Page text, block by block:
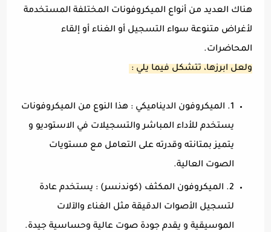
هناك العديد من أنواع الميكروفونات المختلفة المستخدمة
لأغراض متنوعة سواء التسجيل أو الغناء أو إلقاء
المحاضرات.
ولعل ابرزها، تتشكل فيما يلي :
1. الميكروفون الديناميكي : هذا النوع من الميكروفونات
يستخدم للأداء المباشر والتسجيلات في الاستوديو و
يتميز بمتانته وقدرته على التعامل مع مستويات
الصوت العالية.
2. الميكروفون المكثف (كوندنسر) : يستخدم عادة
لتسجيل الأصوات الدقيقة مثل الغناء والآلات
الموسيقية و يقدم جودة صوت عالية وحساسية جيدة.